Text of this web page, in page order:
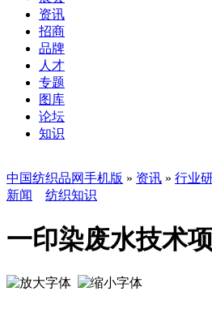
资讯
招商
品牌
人才
专题
图库
论坛
知识
中国纺织品网手机版 » 资讯 » 行业
新闻
纺织知识
一印染废水技术